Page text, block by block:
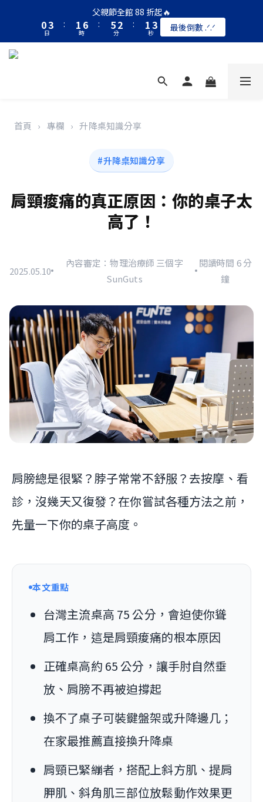
父親節全館 88 折起🔥
03
2
日
:
1
0
6
5
時
:
6
5
4
3
2
1
分
:
2
1
0
3
2
1
秒 最後倒數 .ᐟ.ᐟ
首頁 › 專欄 › 升降桌知識分享
#升降桌知識分享
肩頸痠痛的真正原因：你的桌子太
高了！
2025.05.10
內容審定：物理治療師 三個字
SunGuts
閱讀時間 6 分
鐘
肩膀總是很緊？脖子常常不舒服？去按摩、看
診，沒幾天又復發？在你嘗試各種方法之前，
先量一下你的桌子高度。
本文重點
台灣主流桌高 75 公分，會迫使你聳
肩工作，這是肩頸痠痛的根本原因
正確桌高約 65 公分，讓手肘自然垂
放、肩膀不再被迫撐起
換不了桌子可裝鍵盤架或升降邊几；
在家最推薦直接換升降桌
肩頸已緊繃者，搭配上斜方肌、提肩
胛肌、斜角肌三部位放鬆動作效果更